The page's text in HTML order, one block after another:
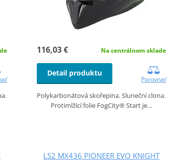
116,03 € Na centrálnom sklade
Detail produktu
Porovnať
Polykarbonátová skořepina. Sluneční clona.
Protimlžící folie FogCity® Start je…
LS2 MX436 PIONEER EVO KNIGHT